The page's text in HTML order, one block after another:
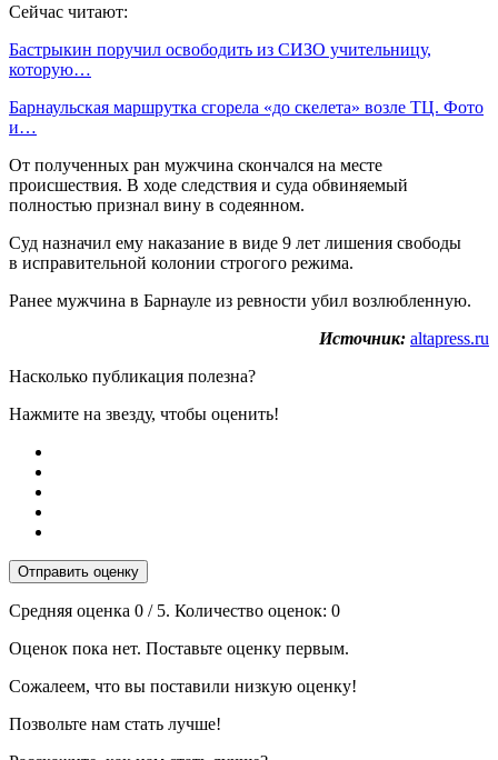
Сейчас читают:
Бастрыкин поручил освободить из СИЗО учительницу,
которую…
Барнаульская маршрутка сгорела «до скелета» возле ТЦ. Фото
и…
От полученных ран мужчина скончался на месте
происшествия. В ходе следствия и суда обвиняемый
полностью признал вину в содеянном.
Суд назначил ему наказание в виде 9 лет лишения свободы
в исправительной колонии строгого режима.
Ранее мужчина в Барнауле из ревности убил возлюбленную.
Источник: altapress.ru
Насколько публикация полезна?
Нажмите на звезду, чтобы оценить!
Отправить оценку
Средняя оценка 0 / 5. Количество оценок: 0
Оценок пока нет. Поставьте оценку первым.
Сожалеем, что вы поставили низкую оценку!
Позвольте нам стать лучше!